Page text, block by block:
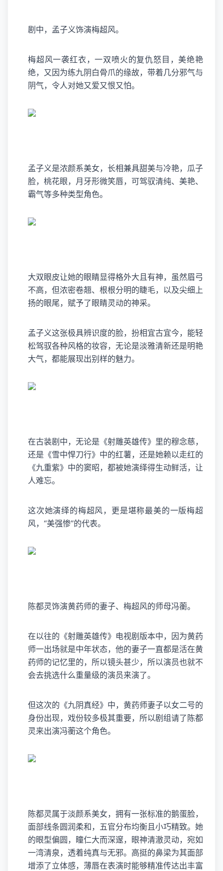
剧中，孟子义饰演梅超风。
梅超风一袭红衣，一双喷火的复仇怒目，美绝艳
绝，又因为练九阴白骨爪的缘故，带着几分邪气与
阴气，令人对她又爱又恨又怕。
孟子义是浓颜系美女，长相兼具甜美与冷艳，瓜子
脸，桃花眼，月牙形微笑唇，可驾驭清纯、美艳、
霸气等多种类型角色。
大双眼皮让她的眼睛显得格外大且有神，虽然眉弓
不高，但浓密卷翘、根根分明的睫毛，以及尖细上
扬的眼尾，赋予了眼睛灵动的神采。
孟子义这张极具辨识度的脸，扮相宜古宜今，能轻
松驾驭各种风格的妆容，无论是淡雅清新还是明艳
大气，都能展现出别样的魅力。
在古装剧中，无论是《射雕英雄传》里的穆念慈，
还是《雪中悍刀行》中的红薯，还是她赖以走红的
《九重紫》中的窦昭，都被她演绎得生动鲜活，让
人难忘。
这次她演绎的梅超风，更是堪称最美的一版梅超
风，“美强惨”的代表。
陈都灵饰演黄药师的妻子、梅超风的师母冯蘅。
在以往的《射雕英雄传》电视剧版本中，因为黄药
师一出场就是中年状态，他的妻子一直都是活在黄
药师的记忆里的，所以镜头甚少，所以演员也就不
会去挑选什么重量级的演员来演了。
但这次的《九阴真经》中，黄药师妻子以女二号的
身份出现，戏份较多极其重要，所以剧组请了陈都
灵来出演冯蘅这个角色。
陈都灵属于淡颜系美女，拥有一张标准的鹅蛋脸，
面部线条圆润柔和，五官分布均衡且小巧精致。她
的眼型偏圆，瞳仁大而深邃，眼神清澈灵动，宛如
一湾清泉，透着纯真与无邪。高挺的鼻梁为其面部
增添了立体感，薄唇在表演时能够精准传达出丰富